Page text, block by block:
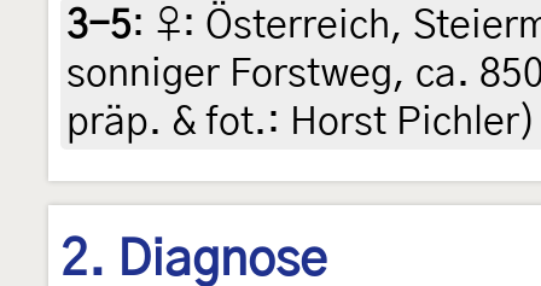
3-5: ♀: Österreich,
sonniger Forstweg, ca.
präp. & fot.: Horst Pichler)
2. Diagnose